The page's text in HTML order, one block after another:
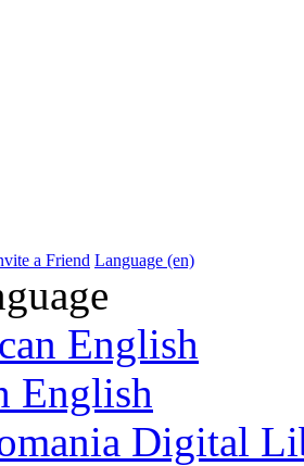
a Friend Language (en)
English
English
Digital